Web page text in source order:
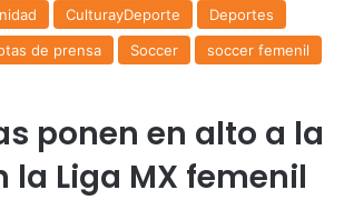
CulturayDeporte
Deportes
de prensa Soccer
soccer femenil
ponen en alto a la
la Liga MX femenil